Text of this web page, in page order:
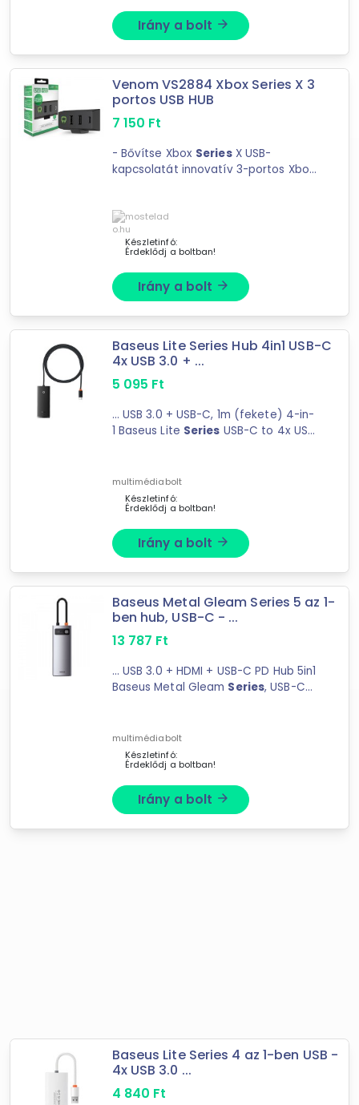
Forgalmazók
CircleOne
mostelado.hu
multimédiabolt
Easy-Shop Kft.
MasterComp
Irány a bolt arrow_forward
Venom VS2884 Xbox Series X 3
portos USB HUB
7 150 Ft
- Bővítse Xbox SeriesX USB-
kapcsolatát innovatív 3-portos Xbox
Készletinfó:
Érdeklődj a boltban!
Irány a bolt arrow_forward
Baseus Lite Series Hub 4in1 USB-C
4x USB 3.0 + ...
5 095 Ft
... USB 3.0 + USB-C, 1m (fekete) 4-in-
1 Baseus Lite Series USB-C to 4x USB
multimédiabolt
Készletinfó:
Érdeklődj a boltban!
Irány a bolt arrow_forward
Baseus Metal Gleam Series 5 az 1-
ben hub, USB-C - ...
13 787 Ft
... USB 3.0 + HDMI + USB-C PD Hub 5in1
Baseus Metal Gleam Series, USB-C
multimédiabolt
Készletinfó:
Érdeklődj a boltban!
Irány a bolt arrow_forward
Baseus Lite Series 4 az 1-ben USB -
4x USB 3.0 ...
4 840 Ft